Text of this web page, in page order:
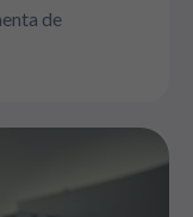
de